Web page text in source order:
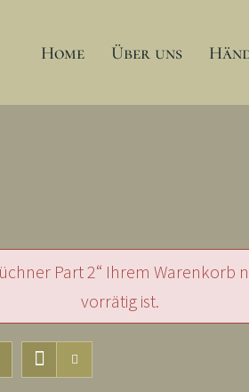
Home Über uns
Part 2“ Ihrem
vorrätig ist.